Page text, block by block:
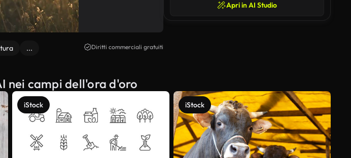
... Diritti commerciali gratuiti
Apri in AI Studio
nei campi dell'ora d'oro
iStock iStock